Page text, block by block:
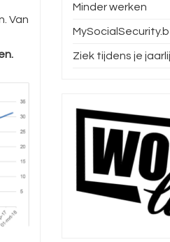
Van
Minder werken
Ziek tijdens je